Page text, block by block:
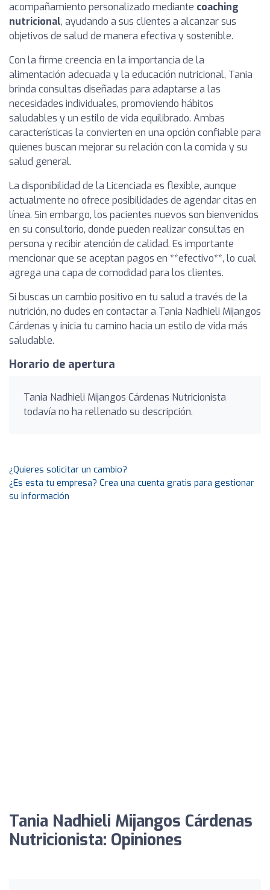
acompañamiento personalizado mediante coaching
nutricional, ayudando a sus clientes a alcanzar sus
objetivos de salud de manera efectiva y sostenible.
Con la firme creencia en la importancia de la
alimentación adecuada y la educación nutricional, Tania
brinda consultas diseñadas para adaptarse a las
necesidades individuales, promoviendo hábitos
saludables y un estilo de vida equilibrado. Ambas
características la convierten en una opción confiable para
quienes buscan mejorar su relación con la comida y su
salud general.
La disponibilidad de la Licenciada es flexible, aunque
actualmente no ofrece posibilidades de agendar citas en
línea. Sin embargo, los pacientes nuevos son bienvenidos
en su consultorio, donde pueden realizar consultas en
persona y recibir atención de calidad. Es importante
mencionar que se aceptan pagos en **efectivo**, lo cual
agrega una capa de comodidad para los clientes.
Si buscas un cambio positivo en tu salud a través de la
nutrición, no dudes en contactar a Tania Nadhieli Mijangos
Cárdenas y inicia tu camino hacia un estilo de vida más
saludable.
Horario de apertura
Tania Nadhieli Mijangos Cárdenas Nutricionista
todavía no ha rellenado su descripción.
¿Quieres solicitar un cambio?
¿Es esta tu empresa? Crea una cuenta gratis para gestionar
su información
Tania Nadhieli Mijangos Cárdenas
Nutricionista: Opiniones